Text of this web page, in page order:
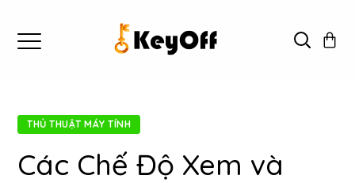
THỦ THUẬT MÁY TÍNH
Các Chế Độ Xem và